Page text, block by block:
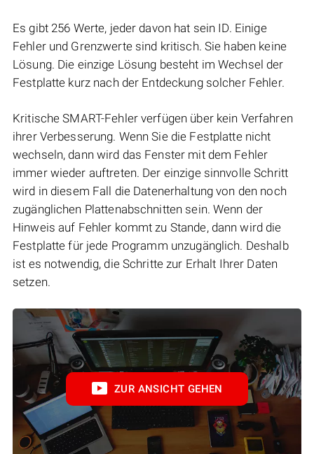
Es gibt 256 Werte, jeder davon hat sein ID. Einige
Fehler und Grenzwerte sind kritisch. Sie haben keine
Lösung. Die einzige Lösung besteht im Wechsel der
Festplatte kurz nach der Entdeckung solcher Fehler.
Kritische SMART-Fehler verfügen über kein Verfahren
ihrer Verbesserung. Wenn Sie die Festplatte nicht
wechseln, dann wird das Fenster mit dem Fehler
immer wieder auftreten. Der einzige sinnvolle Schritt
wird in diesem Fall die Datenerhaltung von den noch
zugänglichen Plattenabschnitten sein. Wenn der
Hinweis auf Fehler kommt zu Stande, dann wird die
Festplatte für jede Programm unzugänglich. Deshalb
ist es notwendig, die Schritte zur Erhalt Ihrer Daten
setzen.
ZUR ANSICHT GEHEN